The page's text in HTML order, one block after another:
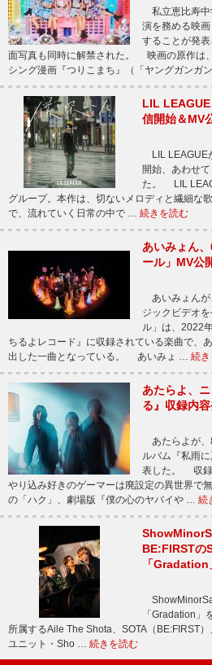
私立恵比寿中
演を務める映
することが発
面写真も同時に解禁された。 映画の原作は
シング漫画『つりこまち』（「ヤングガンガ
LIL
信開始＆MV
LIL LEAGUE
開始、あわせ
た。 LIL
グループ。本作は、切ないメロディと繊細な
で、流れていく日常の中で … 続きを読む
あいみょん
ール」MV公
あいみょんが
ジックビデオ
ル」は、2022
ちるよレコード』に収録されている楽曲で、
出した一曲となっている。 あいみょ … 続
あたらよ、
る』収録内
あたらよが、
ルバム『私雨
表した。 収録
やり込み好きのゲーマーは廃設定の異世界で
の「ハク」、劇場版『僕の心のヤバイや … 続
BE:FIRSTの
「
「Gradation
所属するAile The Shota、SOTA（BE:FIRST
ユニット・Sho … 続きを読む